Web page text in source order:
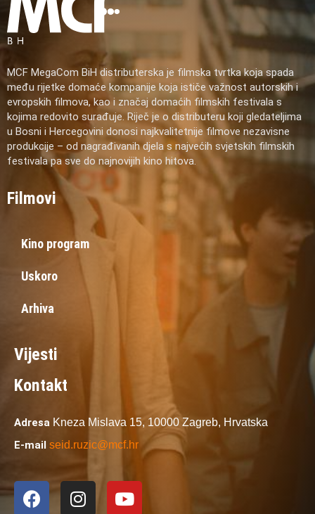
MCF MegaCom BiH distributerska je filmska tvrtka koja spada
među rijetke domaće kompanije koja ističe važnost autorskih i
evropskih filmova, kao i značaj domaćih filmskih festivala s
kojima redovito surađuje. Riječ je o distributeru koji gledateljima
u Bosni i Hercegovini donosi najkvalitetnije filmove nezavisne
produkcije – od nagrađivanih djela s najvećih svjetskih filmskih
festivala pa sve do najnovijih kino hitova.
Filmovi
Kino program
Uskoro
Arhiva
Vijesti
Kontakt
Adresa Kneza Mislava 15, 10000 Zagreb, Hrvatska
E-mail seid.ruzic@mcf.hr